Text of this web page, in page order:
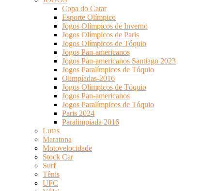
Copa do Catar
Esporte Olímpico
Jogos Olímpicos de Inverno
Jogos Olímpicos de Paris
Jogos Olímpicos de Tóquio
Jogos Pan-americanos
Jogos Pan-americanos Santiago 2023
Jogos Paralímpicos de Tóquio
Olimpíadas-2016
Jogos Olímpicos de Tóquio
Jogos Pan-americanos
Jogos Paralímpicos de Tóquio
Paris 2024
Paralimpíada 2016
Lutas
Maratona
Motovelocidade
Stock Car
Surf
Tênis
UFC